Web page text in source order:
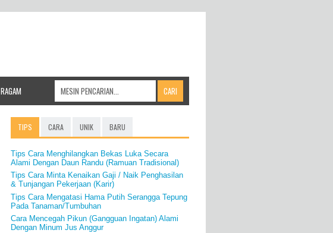
RAGAM
TIPS CARA UNIK BARU
Tips Cara Menghilangkan Bekas Luka Secara
Alami Dengan Daun Randu (Ramuan Tradisional)
Tips Cara Minta Kenaikan Gaji / Naik Penghasilan
& Tunjangan Pekerjaan (Karir)
Tips Cara Mengatasi Hama Putih Serangga Tepung
Pada Tanaman/Tumbuhan
Cara Mencegah Pikun (Gangguan Ingatan) Alami
Dengan Minum Jus Anggur